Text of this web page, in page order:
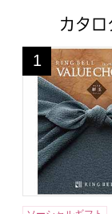
カタ
バリューチョ
1
位